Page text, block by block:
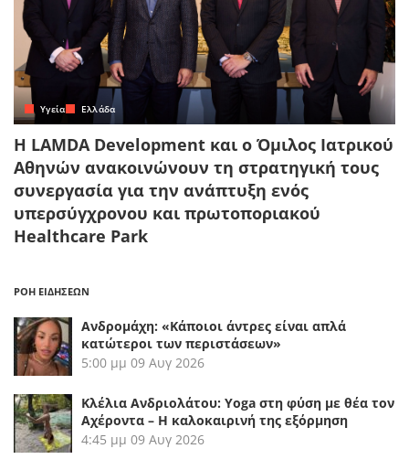
Yγεία Ελλάδα
Η LAMDA Development και ο Όμιλος Ιατρικού
Αθηνών ανακοινώνουν τη στρατηγική τους
συνεργασία για την ανάπτυξη ενός
υπερσύγχρονου και πρωτοποριακού
Healthcare Park
ΡΟΗ ΕΙΔΗΣΕΩΝ
Ανδρομάχη: «Κάποιοι άντρες είναι απλά
κατώτεροι των περιστάσεων»
5:00 μμ 09 Αυγ 2026
Κλέλια Ανδριολάτου: Yoga στη φύση με θέα τον
Αχέροντα – Η καλοκαιρινή της εξόρμηση
4:45 μμ 09 Αυγ 2026